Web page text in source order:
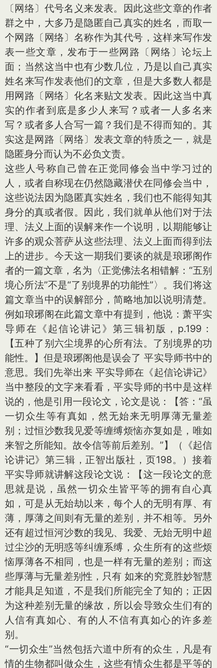
〔网络〕代号名义来发表。因此这些文章的作者
群之中，大多乃是隐匿自己真实的姓名，而取一
个网路〔网络〕名称作为其代号，这样来写作发
表一些文章，发布于一些网路〔网络〕论坛上
面；当然这当中也有少数几位，乃是以自己真实
姓名来写作发表他们的文章，但是大多数人都是
用网路〔网络〕化名来贴文发表。因此这当中真
实的作者到底是多少人来写？或者一人多名来
写？或者多人合写一篇？我们是不得而知的。其
实这是网路〔网络〕发表文章的特质之一，就是
隐匿身分而认为不必负文责。
这些人号称自己曾在正觉同修会当中学习过的
人，或者自称现在仍然隐藏潜伏在同修会当中，
这些说法因为隐匿真实姓名，我们也不能得知其
身分的真或者假。因此，我们就单从他们对于法
理、法义上面的误解来作一个说明，以期能够让
许多的观众菩萨从这些法理、法义上面而得到法
上的进步。今天这一期我们要谈的就是琅琊阁作
者的一篇文章，名为〈正觉佛法名相错解：“五别
境心所法”不是“了别境界的功能性”〉。我们将这
篇文章当中的误解部分，简略地加以说明清楚。
例如琅琊阁在此篇文章中有提到，他说：萧平实
导师在《起信论讲记》第三辑初版，p.199：
【五种了别六尘境界的心所有法。了别境界的功
能性。】但是琅琊阁他是误会了 平实导师书中的
意思。我们先举出来 平实导师在《起信论讲记》
当中整段的文字来看看，平实导师的书中是这样
说的，他是引用一段论文，论文是说：【答：“虽
一切众生等有真如，然无始来无明厚薄无量差
别；过恒沙数我见爱等缠缚烦恼亦复如是，唯如
来智之所能知。故令信等前后差别。”】（《起信
论讲记》第三辑，正智出版社，页198。）接着
平实导师就讲解这段论文说：【这一段论文的意
思就是说，虽然一切众生皆平等的拥有自心真
如，可是从无始劫以来，每个人的无明有厚、有
薄，厚薄之间则有无量的差别，并不相等。另外
还有超过恒河沙数的我见、我爱、无始无明中超
过尘沙的无明惑等纠缠系缚，众生所有的这些烦
恼厚薄各不相同，也是一样有无量的差别；而这
些厚薄与无量差别性，只有 如来的究竟胜妙智慧
才能具足知道，不是我们所能完全了知的；正因
为这种差别无量的缘故，所以会导致众生们有的
人信有真如心、有的人不信有真如心的许多差
别。
“一切众生”当然包括六道中所有的众生，凡是有
情的生物都叫做众生，这些有情众生都是平等的